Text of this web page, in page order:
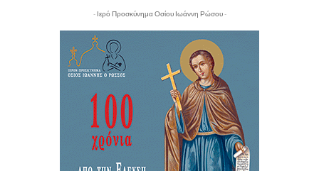
- Ιερό Προσκύνημα Οσίου Ιωάννη Ρώσου -